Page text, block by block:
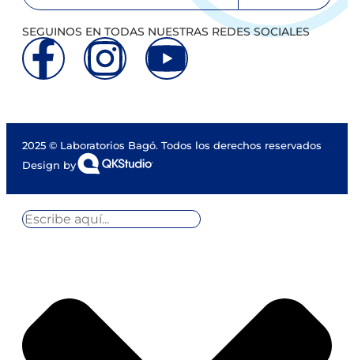
SEGUINOS EN TODAS NUESTRAS REDES SOCIALES
2025 © Laboratorios Bagó. Todos los derechos reservados
Design by